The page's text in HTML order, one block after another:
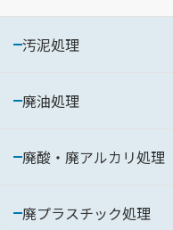
汚泥処理
廃油処理
廃酸・廃アルカリ処理
廃プラスチック処理